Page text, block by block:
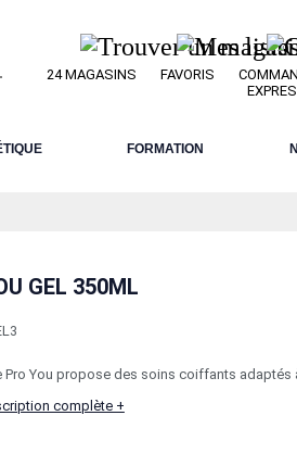
24 MAGASINS FAVORIS
FORMATION
GEL 350ML
Pro You propose des soins coiffants adaptés
complète +